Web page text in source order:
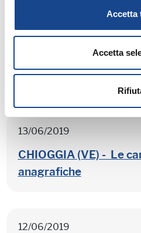
Accetta
Accetta
14/06/2019
CHIOGGIA (VE) -
cittadinanza iure
13/06/2019
CHIOGGIA (VE) - Le
anagrafiche
12/06/2019